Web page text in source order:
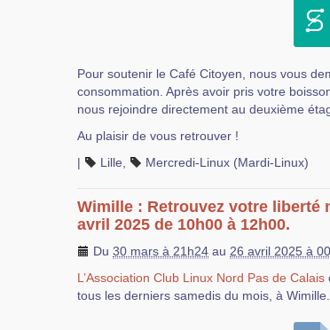
Pour soutenir le Café Citoyen, nous vous
consommation. Après avoir pris votre
nous rejoindre directement au deuxième
Au plaisir de vous retrouver !
|
Lille Mercredi-Linux (Mardi-Linux)
Wimille : Retrouvez votre liberté
avril 2025 de 10h00 à 12h00.
Du 30 mars à 21h24 au 26 avril 2025 à
L’Association Club Linux Nord Pas de Calais
tous les derniers samedis du mois, à Wimille.